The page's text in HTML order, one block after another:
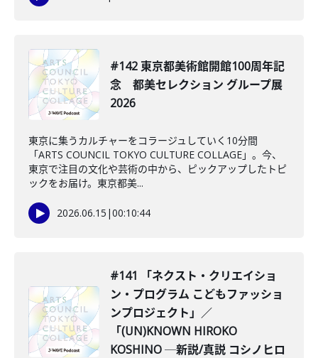
#142 東京都美術館開館100周年記
念 都美セレクション グループ展
2026
東京に集うカルチャーをコラージュしていく10分間
「ARTS COUNCIL TOKYO CULTURE COLLAGE」。今、
東京で注目の文化や芸術の中から、ピックアップしたトピ
ックをお届け。東京都美...
2026.06.15 |00:10:44
#141 「ネクスト・クリエイショ
ン・プログラム こどもファッショ
ンプロジェクト」／
「(UN)KNOWN HIROKO
KOSHINO ─新説/真説 コシノヒロ